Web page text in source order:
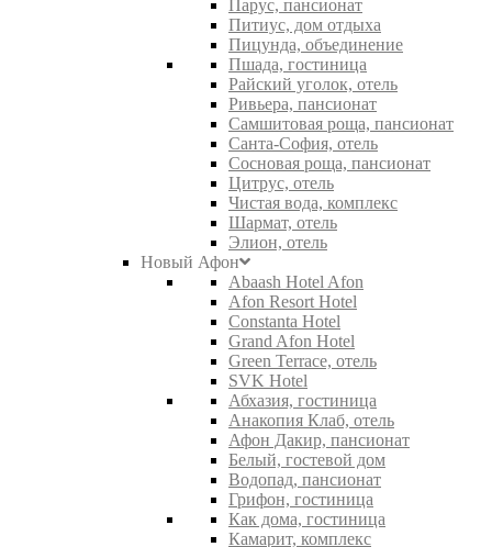
Парус, пансионат
Питиус, дом отдыха
Пицунда, объединение
Пшада, гостиница
Райский уголок, отель
Ривьера, пансионат
Самшитовая роща, пансионат
Санта-София, отель
Сосновая роща, пансионат
Цитрус, отель
Чистая вода, комплекс
Шармат, отель
Элион, отель
Новый Афон
Abaash Hotel Afon
Afon Resort Hotel
Constanta Hotel
Grand Afon Hotel
Green Terrace, отель
SVK Hotel
Абхазия, гостиница
Анакопия Клаб, отель
Афон Дакир, пансионат
Белый, гостевой дом
Водопад, пансионат
Грифон, гостиница
Как дома, гостиница
Камарит, комплекс